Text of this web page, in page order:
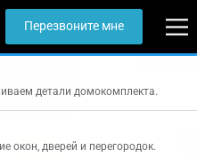
Перезвоните мне
детали домокомплекта.
окон, дверей и перегородок.